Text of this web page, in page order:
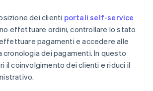
dei clienti portali self-service
effettuare ordini, controllare lo stato
pagamenti e accedere alle
cronologia dei pagamenti. In questo
il coinvolgimento dei clienti e riduci il